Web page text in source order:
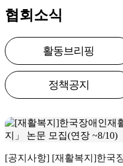
협회소식
활동브리핑
정책공지
[공지사항] [재활복지]한국